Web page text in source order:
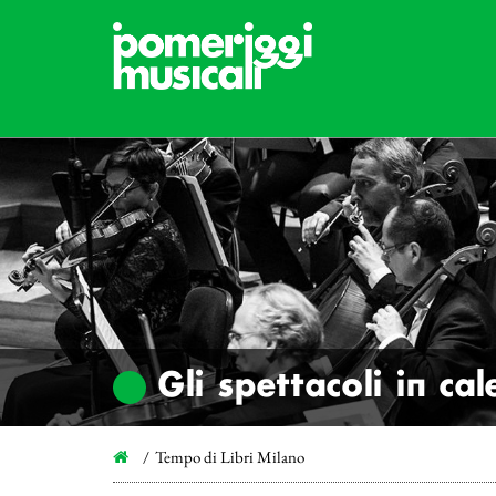
Gli spettacoli in
Tempo di Libri Milano